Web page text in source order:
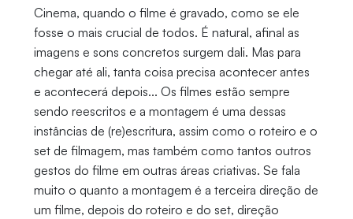
Cinema, quando o filme é gravado, como se ele
fosse o mais crucial de todos. É natural, afinal as
imagens e sons concretos surgem dali. Mas para
chegar até ali, tanta coisa precisa acontecer antes
e acontecerá depois... Os filmes estão sempre
sendo reescritos e a montagem é uma dessas
instâncias de (re)escritura, assim como o roteiro e o
set de filmagem, mas também como tantos outros
gestos do filme em outras áreas criativas. Se fala
muito o quanto a montagem é a terceira direção de
um filme, depois do roteiro e do set, direção